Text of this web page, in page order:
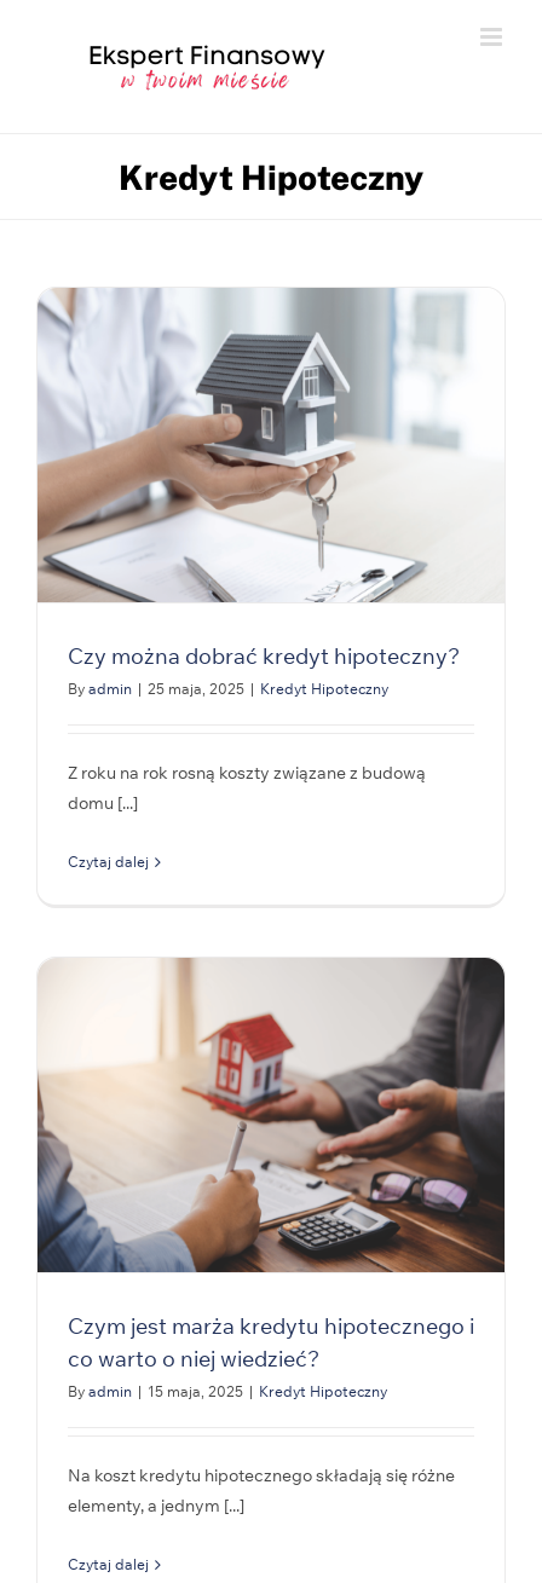
Kredyt Hipoteczny
Czy można dobrać kredyt hipoteczny?
By admin | 25 maja, 2025 | Kredyt Hipoteczny
Z roku na rok rosną koszty związane z budową
domu [...]
Czytaj dalej
Czym jest marża kredytu hipotecznego i
co warto o niej wiedzieć?
By admin | 15 maja, 2025 | Kredyt Hipoteczny
Na koszt kredytu hipotecznego składają się różne
elementy, a jednym [...]
Czytaj dalej